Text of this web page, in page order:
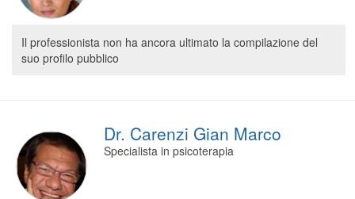
Il professionista non ha ancora ultimato la compilazione del
suo profilo pubblico
Dr. Carenzi Gian Marco
Specialista in psicoterapia